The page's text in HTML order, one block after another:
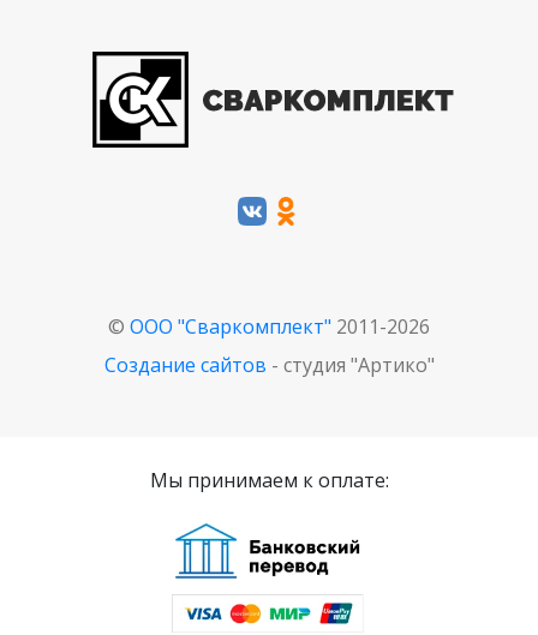
© ООО "Сваркомплект" 2011-2026
Создание сайтов - студия "Артико"
Мы принимаем к оплате: